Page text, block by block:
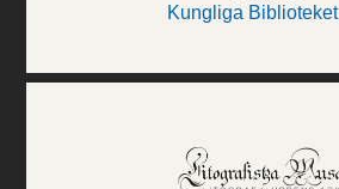
Kungliga Biblioteket